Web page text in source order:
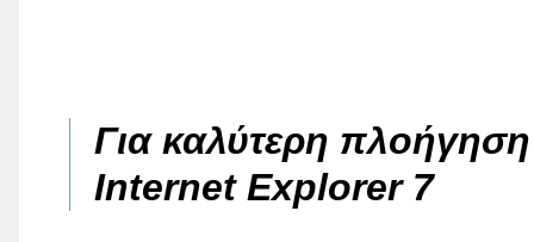
Για καλύτερη
Internet Explorer 7